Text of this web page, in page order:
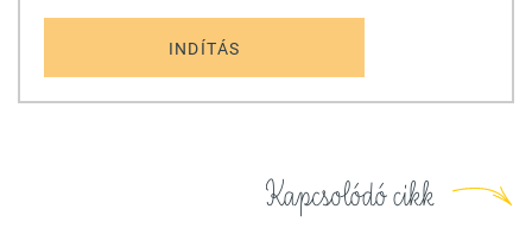
INDÍTÁS
Kapcsolódó cikk